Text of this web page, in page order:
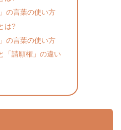
の言葉の使い方
は?
の言葉の使い方
「請願権」の違い